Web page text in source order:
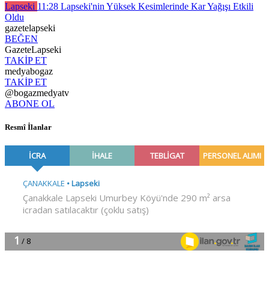
Lapseki 11:28 Lapseki'nin Yüksek Kesimlerinde Kar Yağışı Etkili
Oldu
gazetelapseki
BEĞEN
GazeteLapseki
TAKİP ET
medyabogaz
TAKİP ET
@bogazmedyatv
ABONE OL
Resmî İlanlar